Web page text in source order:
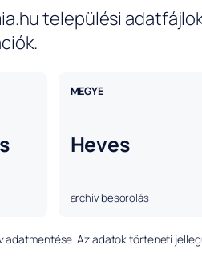
települési
MEGYE
Heves
archív besorolás
adatmentése. Az adatok történeti